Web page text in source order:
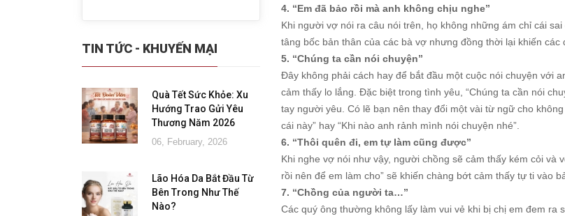
4. “Em đã bảo rồi mà anh không chịu nghe”
Khi người vợ nói ra câu nói trên, họ không những ám chỉ cái
tâng bốc bản thân của các bà vợ nhưng đồng thời lại khiến
5. “Chúng ta cần nói chuyện”
Đây không phải cách hay để bắt đầu một cuộc nói chuyện với
cảm thấy lo lắng. Đặc biệt trong tình yêu, “Chúng ta cần nói
tay người yêu. Có lẽ bạn nên thay đổi một vài từ ngữ cho
cái này” hay “Khi nào anh rảnh mình nói chuyện nhé”.
6. “Thôi quên đi, em tự làm cũng được”
Khi nghe vợ nói như vậy, người chồng sẽ cảm thấy kém cỏi và
rồi nên để em làm cho” sẽ khiến chàng bớt cảm thấy tự ti vào
7. “Chồng của người ta…”
Các quý ông thường không lấy làm vui vẻ khi bị chị em đem
TIN TỨC - KHUYẾN MẠI
Quà Tết Sức Khỏe: Xu
Hướng Trao Gửi Yêu
Thương Năm 2026
06, February, 2026
Lão Hóa Da Bắt Đầu Từ
Bên Trong Như Thế
Nào?